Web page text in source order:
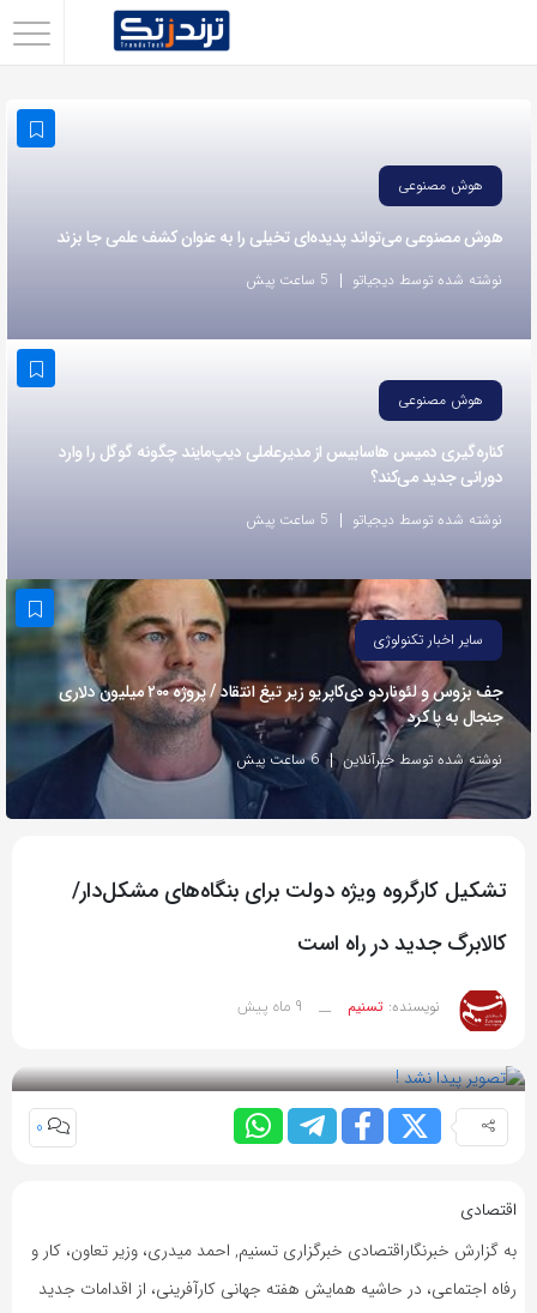
استفاده
روش‌های
زیر
این
صفحه
دوستان
خود
اشتراک
بگذارید.
کپی
لینک
هوش مصنوعی
هوش مصنوعی می‌تواند پدیده‌ای تخیلی را به عنوان کشف علمی جا بزند
نوشته شده توسط دیجیاتو 5 ساعت پیش
هوش مصنوعی
کناره‌گیری دمیس هاسابیس از مدیرعاملی دیپ‌مایند چگونه گوگل را وارد
دورانی جدید می‌کند؟
نوشته شده توسط دیجیاتو 5 ساعت پیش
سایر اخبار تکنولوژی
جف بزوس و لئوناردو دی‌کاپریو زیر تیغ انتقاد / پروژه ۲۰۰ میلیون دلاری
جنجال به پا کرد
نوشته شده توسط خبرآنلاین 6 ساعت پیش
تشکیل کارگروه ویژه دولت برای بنگاه‌های مشکل‌دار/
کالابرگ جدید در راه است
نویسنده: تسنیم __ 9 ماه پیش
0
اقتصادی
به گزارش خبرنگاراقتصادی خبرگزاری تسنیم, احمد میدری، وزیر تعاون، کار و
رفاه اجتماعی، در حاشیه همایش هفته جهانی کارآفرینی، از اقدامات جدید